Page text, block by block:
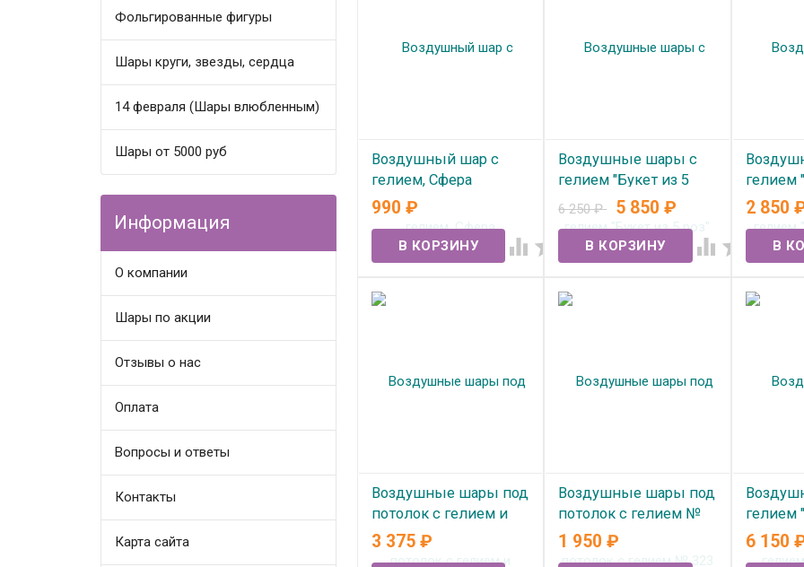
Фольгированные фигуры
Шары круги, звезды, сердца
14 февраля (Шары влюбленным)
Шары от 5000 руб
Информация
О компании
Шары по акции
Отзывы о нас
Оплата
Вопросы и ответы
Контакты
Карта сайта
Воздушный шар с
гелием, Сфера
"Баскетбольный мяч"
В наличии
990 ₽
 
Воздушные шары с
гелием "Букет из 5
роз" №361
В наличии
6 250₽ 5 850₽
 
гелием
розой"
В
2 850
Воздушные шары под
потолок с гелием и
дождиком №169
3 375 ₽
Воздушные шары под
потолок с гелием №
323
1 950₽
гелием
Рыба"
6 150